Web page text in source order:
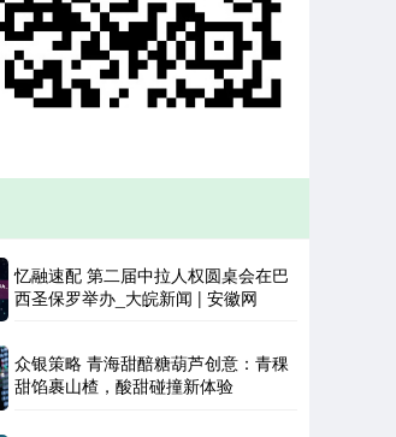
忆融速配 第二届中拉人权圆桌会在巴
西圣保罗举办_大皖新闻 | 安徽网
众银策略 青海甜醅糖葫芦创意：青稞
甜馅裹山楂，酸甜碰撞新体验